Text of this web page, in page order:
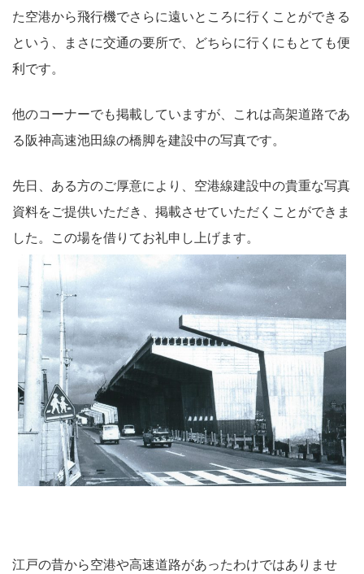
た空港から飛行機でさらに遠いところに行くことができる
という、まさに交通の要所で、どちらに行くにもとても便
利です。
他のコーナーでも掲載していますが、これは高架道路であ
る阪神高速池田線の橋脚を建設中の写真です。
先日、ある方のご厚意により、空港線建設中の貴重な写真
資料をご提供いただき、掲載させていただくことができま
した。この場を借りてお礼申し上げます。
江戸の昔から空港や高速道路があったわけではありませ